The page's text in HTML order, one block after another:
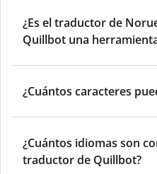
¿Es el traductor de
Quillbot una
¿Cuántos caracteres
¿Cuántos idiomas son
traductor de Quillbot?